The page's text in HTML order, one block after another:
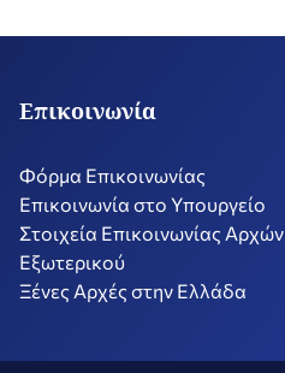
Επικοινωνία
Φόρμα Επικοινωνίας
Επικοινωνία στο Υπουργείο
Στοιχεία Επικοινωνίας Αρχών
Εξωτερικού
Ξένες Αρχές στην Ελλάδα